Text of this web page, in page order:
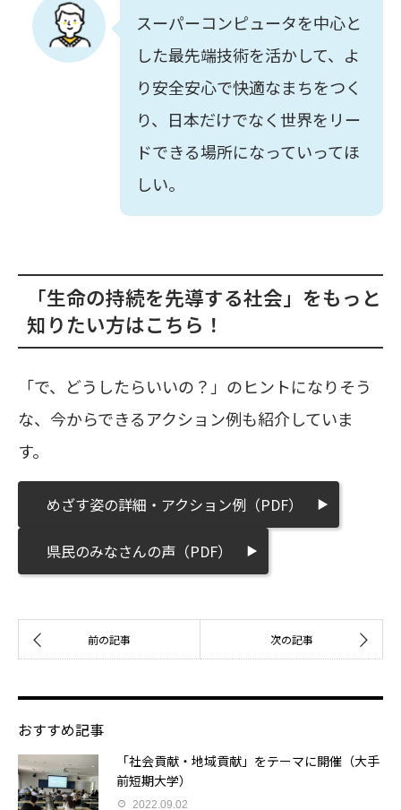
スーパーコンピュータを中心と
した最先端技術を活かして、よ
り安全安心で快適なまちをつく
り、日本だけでなく世界をリー
ドできる場所になっていってほ
しい。
「生命の持続を先導する社会」をもっと
知りたい方はこちら！
「で、どうしたらいいの？」のヒントになりそう
な、今からできるアクション例も紹介していま
す。
めざす姿の詳細・アクション例（PDF）
県民のみなさんの声（PDF）
おすすめ記事
「社会貢献・地域貢献」をテーマに開催（大手
前短期大学）
2022.09.02